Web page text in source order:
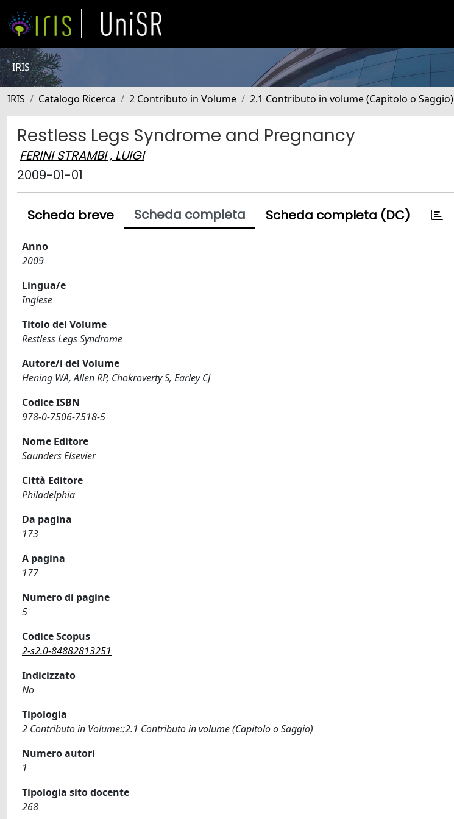
IRIS
IRIS Catalogo Ricerca 2 Contributo in Volume 2.1 Contributo in volume (Capitolo o Saggio)
Restless Legs Syndrome and Pregnancy
FERINI STRAMBI , LUIGI
2009-01-01
Scheda breve Scheda completa Scheda completa (DC)
Anno
2009
Lingua/e
Inglese
Titolo del Volume
Restless Legs Syndrome
Autore/i del Volume
Hening WA, Allen RP, Chokroverty S, Earley CJ
Codice ISBN
978-0-7506-7518-5
Nome Editore
Saunders Elsevier
Città Editore
Philadelphia
Da pagina
173
A pagina
177
Numero di pagine
5
Codice Scopus
2-s2.0-84882813251
Indicizzato
No
Tipologia
2 Contributo in Volume::2.1 Contributo in volume (Capitolo o Saggio)
Numero autori
1
Tipologia sito docente
268